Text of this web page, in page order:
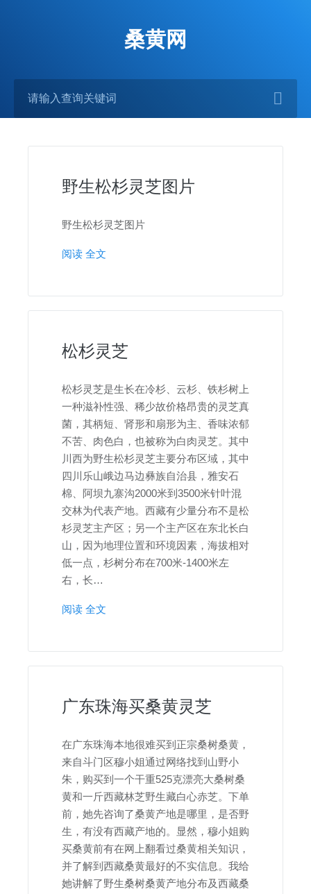
桑黄网
野生松杉灵芝图片
野生松杉灵芝图片
阅读 全文
松杉灵芝
松杉灵芝是生长在冷杉、云杉、铁杉树上
一种滋补性强、稀少故价格昂贵的灵芝真
菌，其柄短、肾形和扇形为主、香味浓郁
不苦、肉色白，也被称为白肉灵芝。其中
川西为野生松杉灵芝主要分布区域，其中
四川乐山峨边马边彝族自治县，雅安石
棉、阿坝九寨沟2000米到3500米针叶混
交林为代表产地。西藏有少量分布不是松
杉灵芝主产区；另一个主产区在东北长白
山，因为地理位置和环境因素，海拔相对
低一点，杉树分布在700米-1400米左
右，长…
阅读 全文
广东珠海买桑黄灵芝
在广东珠海本地很难买到正宗桑树桑黄，
来自斗门区穆小姐通过网络找到山野小
朱，购买到一个干重525克漂亮大桑树桑
黄和一斤西藏林芝野生藏白心赤芝。下单
前，她先咨询了桑黄产地是哪里，是否野
生，有没有西藏产地的。显然，穆小姐购
买桑黄前有在网上翻看过桑黄相关知识，
并了解到西藏桑黄最好的不实信息。我给
她讲解了野生桑树桑黄产地分布及西藏桑